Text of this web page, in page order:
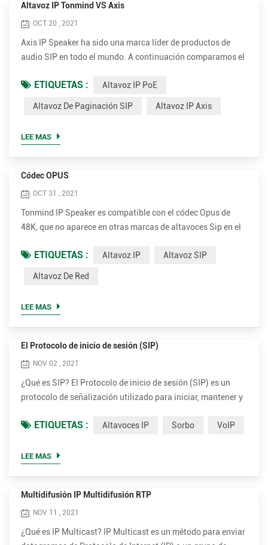
Altavoz IP Tonmind VS Axis
OCT 20 , 2021
Axis IP Speaker ha sido una marca líder de productos de
audio SIP en todo el mundo. A continuación comparamos el
Axis. Ventajas del altavoz Tonmind IP PoE. • Admite muchos
más códec para una mejor calidad de sonido, incluidos
opci...
ETIQUETAS : Altavoz IP PoE
Altavoz De Paginación SIP Altavoz IP Axis
LEE MAS
Códec OPUS
OCT 31 , 2021
Tonmind IP Speaker es compatible con el códec Opus de
48K, que no aparece en otras marcas de altavoces Sip en el
de banda en la mayor medida posible al tiempo que
garantiza una calidad de sonido extremadamente alta.
manera eficient...
ETIQUETAS : Altavoz IP Altavoz SIP
Altavoz De Red
LEE MAS
El Protocolo de inicio de sesión (SIP)
NOV 02 , 2021
¿Qué es SIP? El Protocolo de inicio de sesión (SIP) es un
protocolo de señalización utilizado para iniciar, mantener y
de voz, video y mensajería. SIP es un método de Voice Over
Protocolo de transporte en tiempo real (RTP), Protocolo de
ETIQUETAS : Altavoces IP Sorbo VoIP
LEE MAS
Multidifusión IP Multidifusión RTP
NOV 11 , 2021
¿Qué es IP Multicast? IP Multicast es un método para enviar